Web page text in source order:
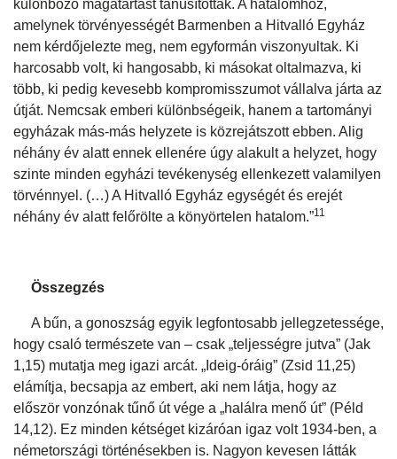
különböző magatartást tanúsítottak. A hatalomhoz,
amelynek törvényességét Barmenben a Hitvalló Egyház
nem kérdőjelezte meg, nem egyformán viszonyultak. Ki
harcosabb volt, ki hangosabb, ki másokat oltalmazva, ki
több, ki pedig kevesebb kompromisszumot vállalva járta az
útját. Nemcsak emberi különbségeik, hanem a tartományi
egyházak más-más helyzete is közrejátszott ebben. Alig
néhány év alatt ennek ellenére úgy alakult a helyzet, hogy
szinte minden egyházi tevékenység ellenkezett valamilyen
törvénnyel. (…) A Hitvalló Egyház egységét és erejét
néhány év alatt felőrölte a könyörtelen hatalom.”11
Összegzés
A bűn, a gonoszság egyik legfontosabb jellegzetessége,
hogy csaló természete van – csak „teljességre jutva” (Jak
1,15) mutatja meg igazi arcát. „Ideig-óráig” (Zsid 11,25)
elámítja, becsapja az embert, aki nem látja, hogy az
először vonzónak tűnő út vége a „halálra menő út” (Péld
14,12). Ez minden kétséget kizáróan igaz volt 1934-ben, a
németországi történésekben is. Nagyon kevesen látták